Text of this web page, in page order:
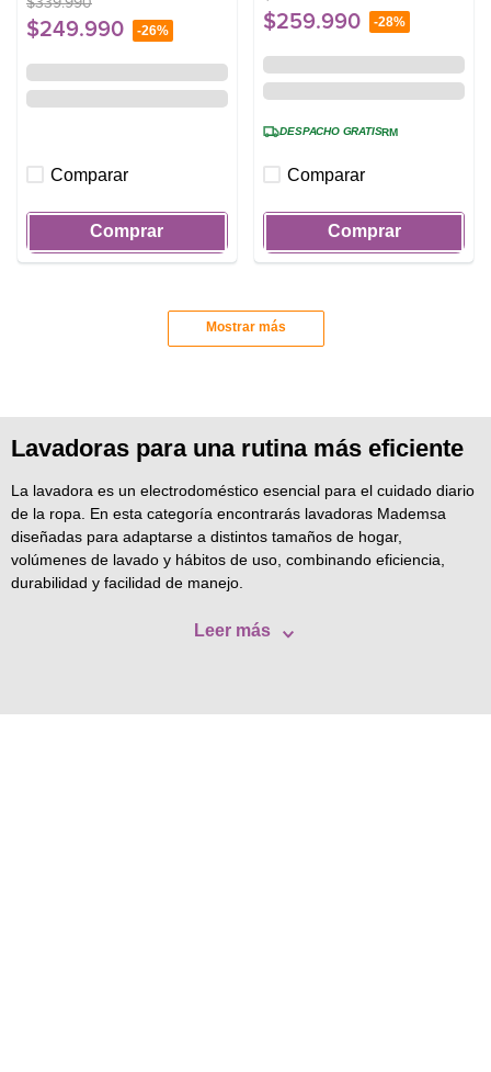
$339.990
$249.990 -26%
Comparar
Comprar
$259.990 -28%
DESPACHO GRATISRM
Comparar
Comprar
Mostrar más
Lavadoras para una rutina más eficiente
La lavadora es un electrodoméstico esencial para el cuidado diario
de la ropa. En esta categoría encontrarás lavadoras Mademsa
diseñadas para adaptarse a distintos tamaños de hogar,
volúmenes de lavado y hábitos de uso, combinando eficiencia,
durabilidad y facilidad de manejo.
Leer más